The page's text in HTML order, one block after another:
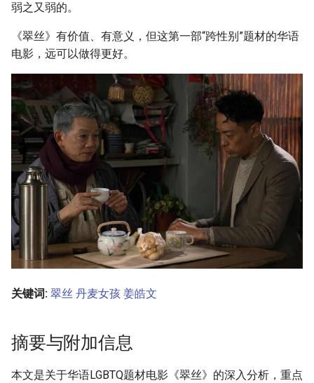
弱之又弱的。
《翠丝》有价值、有意义，但这第一部“跨性别”题材的华语
电影，远可以做得更好。
关键词: 翠丝 丹麦女孩 姜皓文
摘要与附加信息
本文是关于华语LGBTQ题材电影《翠丝》的深入分析，重点